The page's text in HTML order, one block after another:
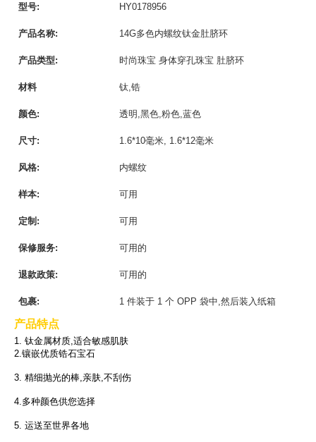
型号: HY0178956
产品名称: 14G多色内螺纹钛金肚脐环
产品类型: 时尚珠宝 身体穿孔珠宝 肚脐环
材料 钛,锆
颜色: 透明,黑色,粉色,蓝色
尺寸: 1.6*10毫米, 1.6*12毫米
风格: 内螺纹
样本: 可用
定制: 可用
保修服务: 可用的
退款政策: 可用的
包裹: 1 件装于 1 个 OPP 袋中,然后装入纸箱
产品特点
1. 钛金属材质,适合敏感肌肤
2.镶嵌优质锆石宝石
3. 精细抛光的棒,亲肤,不刮伤
4.多种颜色供您选择
5. 运送至世界各地